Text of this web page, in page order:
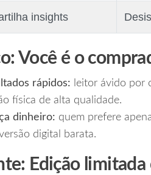
insights
Você é o
rápidos: leitor ávido por
física de alta qualidade.
dinheiro: quem prefere
digital barata.
Edição limitada